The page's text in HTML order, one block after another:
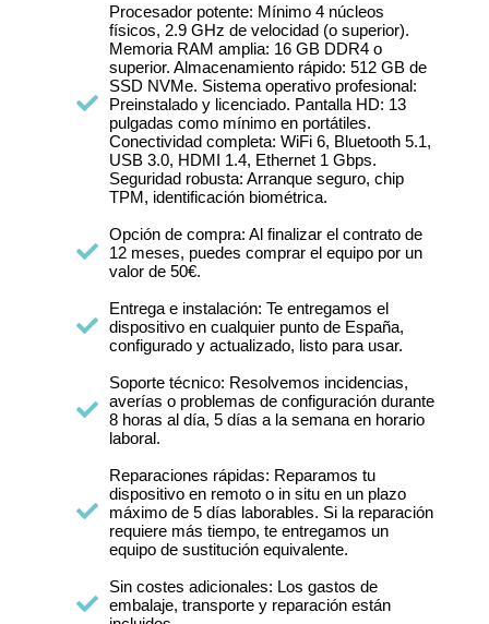
Procesador potente: Mínimo 4 núcleos
físicos, 2.9 GHz de velocidad (o superior).
Memoria RAM amplia: 16 GB DDR4 o
superior. Almacenamiento rápido: 512 GB de
SSD NVMe. Sistema operativo profesional:
Preinstalado y licenciado. Pantalla HD: 13
pulgadas como mínimo en portátiles.
Conectividad completa: WiFi 6, Bluetooth 5.1,
USB 3.0, HDMI 1.4, Ethernet 1 Gbps.
Seguridad robusta: Arranque seguro, chip
TPM, identificación biométrica.
Opción de compra: Al finalizar el contrato de
12 meses, puedes comprar el equipo por un
valor de 50€.
Entrega e instalación: Te entregamos el
dispositivo en cualquier punto de España,
configurado y actualizado, listo para usar.
Soporte técnico: Resolvemos incidencias,
averías o problemas de configuración durante
8 horas al día, 5 días a la semana en horario
laboral.
Reparaciones rápidas: Reparamos tu
dispositivo en remoto o in situ en un plazo
máximo de 5 días laborables. Si la reparación
requiere más tiempo, te entregamos un
equipo de sustitución equivalente.
Sin costes adicionales: Los gastos de
embalaje, transporte y reparación están